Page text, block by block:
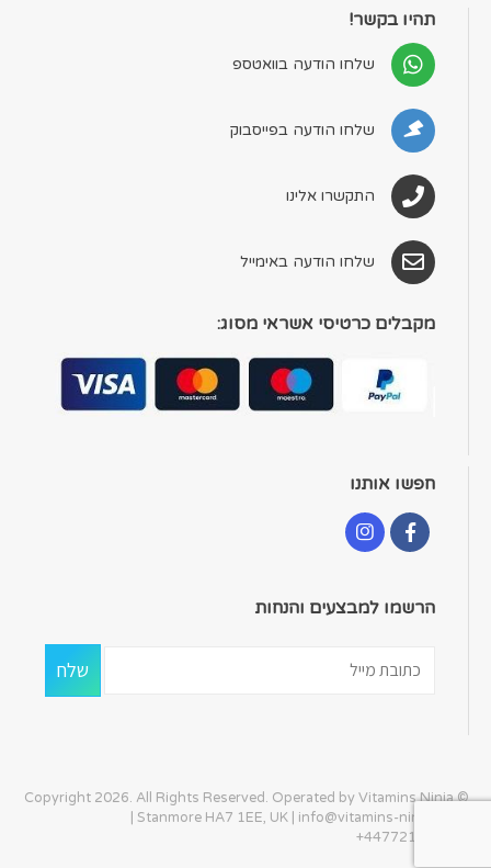
תהיו בקשר!
שלחו הודעה בוואטספ
שלחו הודעה בפייסבוק
התקשרו אלינו
שלחו הודעה באימייל
מקבלים כרטיסי אשראי מסוג:
חפשו אותנו
הרשמו למבצעים והנחות
© Copyright 2026. All Rights Reserved. Operated by Vitamins Ninja
| Stanmore HA7 1EE, UK | info@vitamins-ninja.com
+447721405586